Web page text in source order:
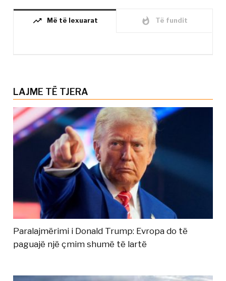
trending_up Më të lexuarat whatshot Të fundit
LAJME TË TJERA
Paralajmërimi i Donald Trump: Evropa do të
paguajë një çmim shumë të lartë